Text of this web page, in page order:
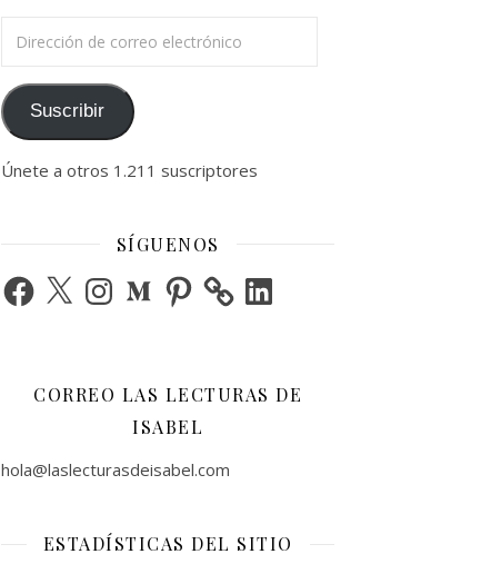
Suscribir
Únete a otros 1.211 suscriptores
SÍGUENOS
Facebook
X InstagramMediumPinterest LinkedIn
CORREO LAS LECTURAS DE
ISABEL
hola@laslecturasdeisabel.com
ESTADÍSTICAS DEL SITIO